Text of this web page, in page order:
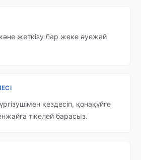
жеткізу бар жеке әуежай
кездесіп, қонақүйге
тікелей барасыз.